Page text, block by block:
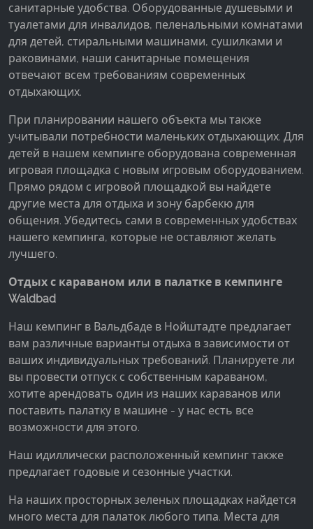
санитарные удобства. Оборудованные душевыми и
туалетами для инвалидов, пеленальными комнатами
для детей, стиральными машинами, сушилками и
раковинами, наши санитарные помещения
отвечают всем требованиям современных
отдыхающих.
При планировании нашего объекта мы также
учитывали потребности маленьких отдыхающих. Для
детей в нашем кемпинге оборудована современная
игровая площадка с новым игровым оборудованием.
Прямо рядом с игровой площадкой вы найдете
другие места для отдыха и зону барбекю для
общения. Убедитесь сами в современных удобствах
нашего кемпинга, которые не оставляют желать
лучшего.
Отдых с караваном или в палатке в кемпинге
Waldbad
Наш кемпинг в Вальдбаде в Нойштадте предлагает
вам различные варианты отдыха в зависимости от
ваших индивидуальных требований. Планируете ли
вы провести отпуск с собственным караваном,
хотите арендовать один из наших караванов или
поставить палатку в машине - у нас есть все
возможности для этого.
Наш идиллически расположенный кемпинг также
предлагает годовые и сезонные участки.
На наших просторных зеленых площадках найдется
много места для палаток любого типа. Места для